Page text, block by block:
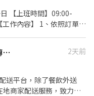
【上班時間】09:00-
作內容】 1、依照訂單內
協助回報新商品資訊，
辦事項。 - ✔ 具基本手
合作 ✔ 可接受走動及站
應徵】 官方帳號：
🛍️時薪230元【foodpanda｜永春傳統市場】市場檢貨專員｜每週排班4-5天
2天前
送平台，除了餐飲外送
商家配送服務，致力於